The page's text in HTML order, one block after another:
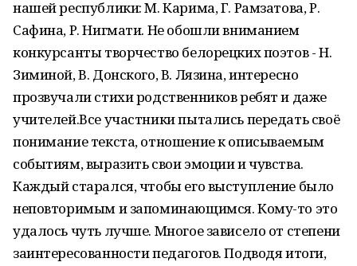
нашей республики: М. Карима, Г. Рамзатова, Р.
Сафина, Р. Нигмати. Не обошли вниманием
конкурсанты творчество белорецких поэтов - Н.
Зиминой, В. Донского, В. Лязина, интересно
прозвучали стихи родственников ребят и даже
учителей.Все участники пытались передать своё
понимание текста, отношение к описываемым
событиям, выразить свои эмоции и чувства.
Каждый старался, чтобы его выступление было
неповторимым и запоминающимся. Кому-то это
удалось чуть лучше. Многое зависело от степени
заинтересованности педагогов. Подводя итоги,